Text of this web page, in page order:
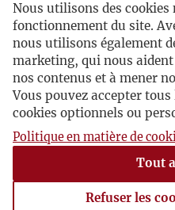
1951 ( USA
List reklamowy
Chicago oferujący
„Kultury” oraz książek
Instytut Literacki.
1 2 3
Nous utilisons des cookies
fonctionnement du site.
nous utilisons également
marketing, qui nous
nos contenus et à mener
Vous pouvez accepter
cookies optionnels ou
Politique en matière de
Tout
Refuser les